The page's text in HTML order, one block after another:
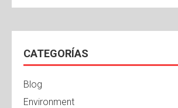
CATEGORÍAS
Blog
Environment